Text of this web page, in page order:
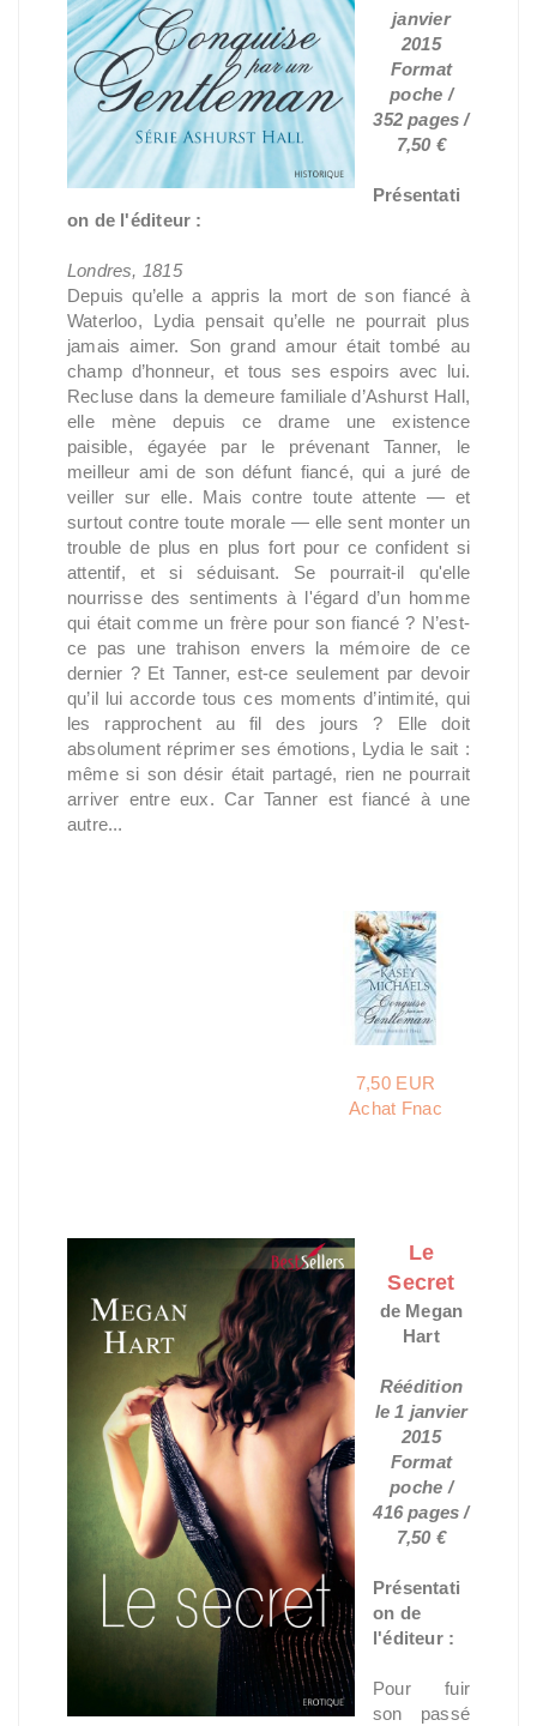
janvier
2015
Format
poche /
352 pages /
7,50 €
Présentati
on de l'éditeur :
Londres, 1815
Depuis qu’elle a appris la mort de son fiancé à
Waterloo, Lydia pensait qu’elle ne pourrait plus
jamais aimer. Son grand amour était tombé au
champ d’honneur, et tous ses espoirs avec lui.
Recluse dans la demeure familiale d’Ashurst Hall,
elle mène depuis ce drame une existence
paisible, égayée par le prévenant Tanner, le
meilleur ami de son défunt fiancé, qui a juré de
veiller sur elle. Mais contre toute attente — et
surtout contre toute morale — elle sent monter un
trouble de plus en plus fort pour ce confident si
attentif, et si séduisant. Se pourrait-il qu'elle
nourrisse des sentiments à l'égard d’un homme
qui était comme un frère pour son fiancé ? N’est-
ce pas une trahison envers la mémoire de ce
dernier ? Et Tanner, est-ce seulement par devoir
qu’il lui accorde tous ces moments d’intimité, qui
les rapprochent au fil des jours ? Elle doit
absolument réprimer ses émotions, Lydia le sait :
même si son désir était partagé, rien ne pourrait
arriver entre eux. Car Tanner est fiancé à une
autre...
7,50 EUR
Achat Fnac
Le
Secret
de Megan
Hart
Réédition
le 1 janvier
2015
Format
poche /
416 pages /
7,50 €
Présentati
on de
l'éditeur :
Pour fuir
son passé